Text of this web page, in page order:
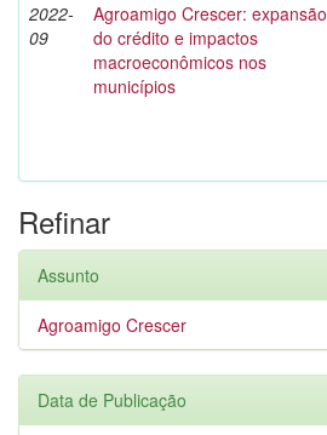
2022-
09
Agroamigo Crescer: expansão
do crédito e impactos
macroeconômicos nos
municípios
Refinar
Assunto
Agroamigo Crescer
Data de Publicação